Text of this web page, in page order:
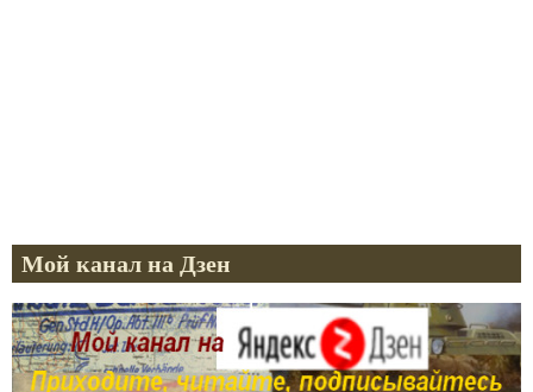
Мой канал на Дзен